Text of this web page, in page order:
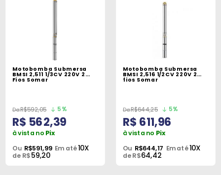
e
Acessórios
Mecânica
Motobomba Submersa
BMSI 2,511 1/3CV 220V 2
Fios Somar
R$592,05 5%
R$ 562,39
à vista no Pix
Ou R$591,99 Em até10X
de R$59,20
Motobomba Submersa
BMSI 2,516 1/2CV 220V 2
fios Somar
R$644,25 5%
R$ 611,96
à vista no Pix
Ou R$644,17 Em até10X
de R$64,42